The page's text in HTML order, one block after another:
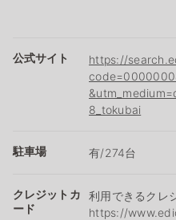
公式サイト
https://
8_tokubai
駐車場 有/274台
クレジットカ
ード
利用できるクレ
https://